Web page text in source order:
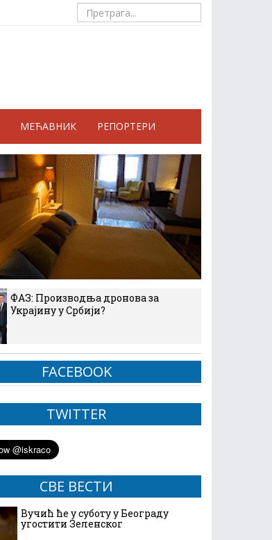
МЕЋАВНИК РЕПОРТЕРИ
ФАЗ: Производња дронова за
Украјину у Србији?
FACEBOOK
TWITTER
СВЕ ВЕСТИ
Вучић ће у суботу у Београду
угостити Зеленског